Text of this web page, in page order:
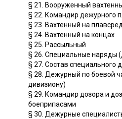
§ 21. Вооруженный
§ 22. Командир дежурного
§ 23. Вахтенный на
§ 24. Вахтенный на концах
§ 25. Рассыльный
§ 26. Специальные наряды
§ 27. Состав специального
§ 28. Дежурный по боевой
дивизиону)
§ 29. Командир дозора и
боеприпасами
§ 30. Дежурные